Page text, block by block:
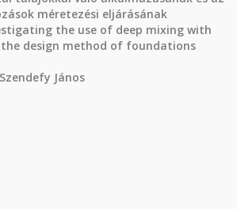
méretezési eljárásának
the use of deep mixing with
design method of foundations
János